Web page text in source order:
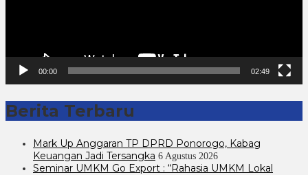
00:00 02:49
Berita Terbaru
Mark Up Anggaran TP DPRD Ponorogo, Kabag
Keuangan Jadi Tersangka 6 Agustus 2026
Seminar UMKM Go Export : “Rahasia UMKM Lokal